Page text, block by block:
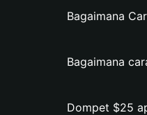
Bagaimana
Bagaimana
Dompet $25